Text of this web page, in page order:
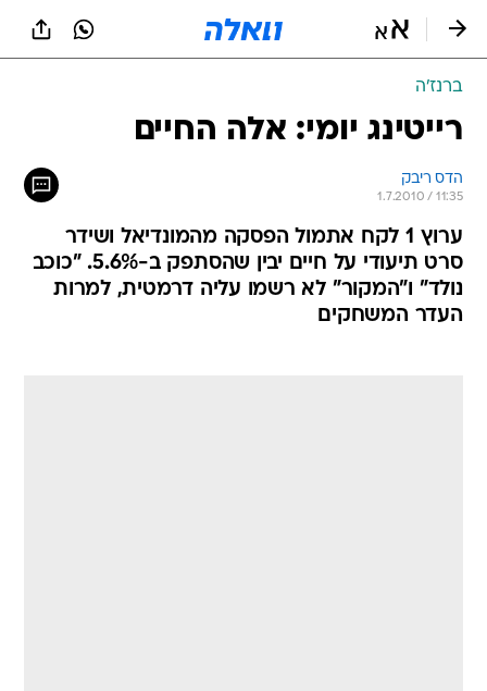
ברנז'ה
רייטינג יומי: אלה החיים
הדס ריבק
1.7.2010 / 11:35
ערוץ 1 לקח אתמול הפסקה מהמונדיאל ושידר
סרט תיעודי על חיים יבין שהסתפק ב-5.6%. "כוכב
נולד" ו"המקור" לא רשמו עליה דרמטית, למרות
העדר המשחקים